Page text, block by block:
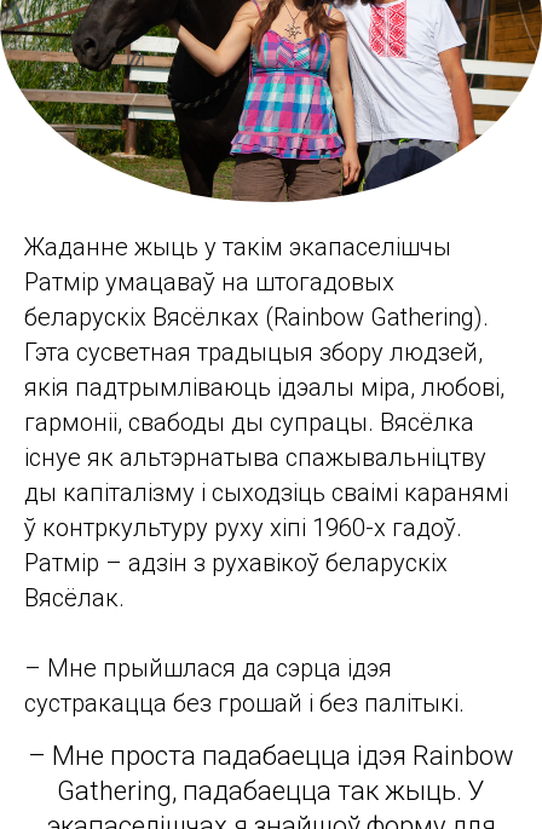
Жаданне жыць у такім экапаселішчы
Ратмір умацаваў на штогадовых
беларускіх Вясёлках (Rainbow Gathering).
Гэта сусветная традыцыя збору людзей,
якія падтрымліваюць ідэалы міра, любові,
гармоніі, свабоды ды супрацы. Вясёлка
існуе як альтэрнатыва спажывальніцтву
ды капіталізму і сыходзіць сваімі каранямі
ў контркультуру руху хіпі 1960-х гадоў.
Ратмір – адзін з рухавікоў беларускіх
Вясёлак.
– Мне прыйшлася да сэрца ідэя
сустракацца без грошай і без палітыкі.
– Мне проста падабаецца ідэя Rainbow
Gathering, падабаецца так жыць. У